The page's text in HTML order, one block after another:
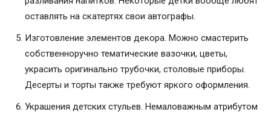
оставлять на скатертях свои автографы.
Изготовление элементов декора. Можно смастерить
собственноручно тематические вазочки, цветы,
украсить оригинально трубочки, столовые приборы.
Десерты и торты также требуют яркого оформления.
Украшения детских стульев. Немаловажным атрибутом